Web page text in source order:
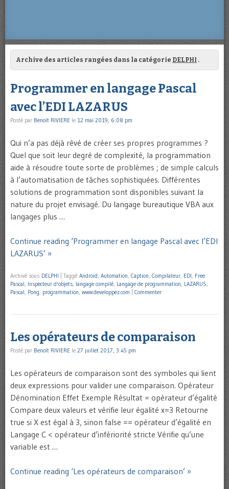
Archive des articles rangées dans la catégorie DELPHI .
Programmer en langage Pascal
avec l’EDI LAZARUS
Posté par Benoît RIVIERE le 12 mai 2019, 6:08 pm
Qui n’a pas déjà rêvé de créer ses propres programmes ?
Quel que soit leur degré de complexité, la programmation
aide à résoudre toute sorte de problèmes ; de simple calculs
à l’automatisation de tâches sophistiquées. Différentes
solutions de programmation sont disponibles suivant la
nature du projet envisagé. Du langage bureautique VBA aux
langages plus …
Continue reading ‘Programmer en langage Pascal avec l’EDI
LAZARUS’ »
Archivé sous DELPHI Taggé Android, Automation, Caption, Compilateur, EDI, Free
Pascal, Inspecteur d'objets, langage compilé, Langage de programmation, LAZARUS,
Pascal, Pong, programmation, www.developpez.com Commenter
Les opérateurs de comparaison
Posté par Benoît RIVIERE le 27 juillet 2017, 3:45 pm
Les opérateurs de comparaison sont des symboles qui lient
deux expressions pour valider une comparaison. Opérateur
Dénomination Effet Exemple Résultat = opérateur d’égalité
Compare deux valeurs et vérifie leur égalité x=3 Retourne
true si X est égal à 3, sinon false == opérateur d’égalité en
Langage C < opérateur d’infériorité stricte Vérifie qu’une
variable est …
Continue reading ‘Les opérateurs de comparaison’ »